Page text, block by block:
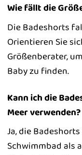
Wie fällt die
Die Badeshorts
Orientieren Sie
Größenberater,
Baby zu finden.
Kann ich die
Meer verwenden?
Ja, die
Schwimmbad als